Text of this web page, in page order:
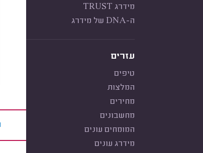
מידרג TRUST
ה-DNA של מידרג
עזרים
טיפים
המלצות
מחירים
מחשבונים
המומחים עונים
מידרג עונים